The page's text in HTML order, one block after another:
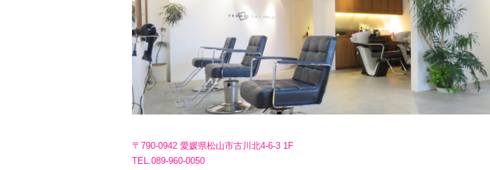
〒790-0942 愛媛県松山市古川北4-6-3 1F
TEL.089-960-0050